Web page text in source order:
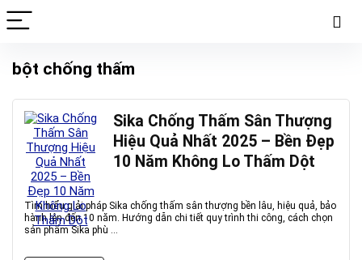
bột chống thấm
Sika Chống Thấm Sân Thượng
Hiệu Quả Nhất 2025 – Bền Đẹp
10 Năm Không Lo Thấm Dột
Tìm hiểu giải pháp Sika chống thấm sân thượng bền lâu, hiệu quả, bảo
hành lên đến 10 năm. Hướng dẫn chi tiết quy trình thi công, cách chọn
sản phẩm Sika phù ...